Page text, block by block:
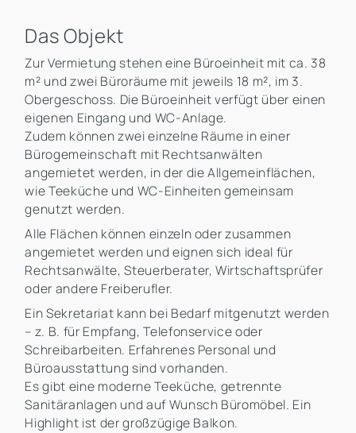
Das Objekt
Zur Vermietung stehen eine Büroeinheit mit ca. 38
m² und zwei Büroräume mit jeweils 18 m², im 3.
Obergeschoss. Die Büroeinheit verfügt über einen
eigenen Eingang und WC-Anlage.
Zudem können zwei einzelne Räume in einer
Bürogemeinschaft mit Rechtsanwälten
angemietet werden, in der die Allgemeinflächen,
wie Teeküche und WC-Einheiten gemeinsam
genutzt werden.
Alle Flächen können einzeln oder zusammen
angemietet werden und eignen sich ideal für
Rechtsanwälte, Steuerberater, Wirtschaftsprüfer
oder andere Freiberufler.
Ein Sekretariat kann bei Bedarf mitgenutzt werden
– z. B. für Empfang, Telefonservice oder
Schreibarbeiten. Erfahrenes Personal und
Büroausstattung sind vorhanden.
Es gibt eine moderne Teeküche, getrennte
Sanitäranlagen und auf Wunsch Büromöbel. Ein
Highlight ist der großzügige Balkon.